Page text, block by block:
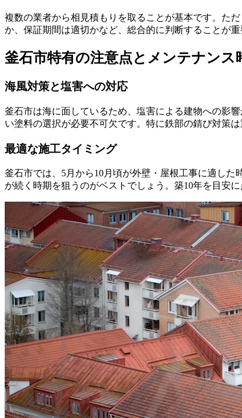
複数の業者から相見積もりを取ることが基本です。た
か、保証期間は適切かなど、総合的に判断することが
釜石市特有の注意点とメンテナンス
海風対策と塩害への対応
釜石市は海に面しているため、塩害による建物への影
い塗料の選択が必要不可欠です。特に鉄部の錆び対策
最適な施工タイミング
釜石市では、5月から10月頃が外壁・屋根工事に適し
が続く時期を狙うのがベストでしょう。築10年を目安